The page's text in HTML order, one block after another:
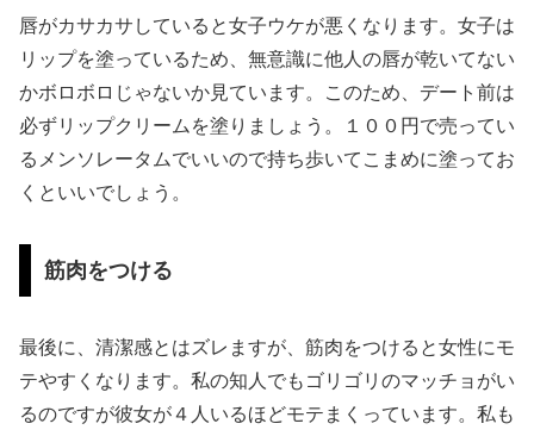
唇がカサカサしていると女子ウケが悪くなります。女子は
リップを塗っているため、無意識に他人の唇が乾いてない
かボロボロじゃないか見ています。このため、デート前は
必ずリップクリームを塗りましょう。１００円で売ってい
るメンソレータムでいいので持ち歩いてこまめに塗ってお
くといいでしょう。
筋肉をつける
最後に、清潔感とはズレますが、筋肉をつけると女性にモ
テやすくなります。私の知人でもゴリゴリのマッチョがい
るのですが彼女が４人いるほどモテまくっています。私も